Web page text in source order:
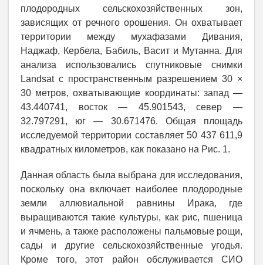
плодородных сельскохозяйственных зон,
зависящих от речного орошения. Он охватывает
территории между мухафазами Дивания,
Наджаф, Кербела, Бабиль, Васит и Мутанна. Для
анализа использовались спутниковые снимки
Landsat с пространственным разрешением 30 ×
30 метров, охватывающие координаты: запад —
43.440741, восток — 45.901543, север —
32.797291, юг — 30.671476. Общая площадь
исследуемой территории составляет 50 437 611,9
квадратных километров, как показано на Рис. 1.
Данная область была выбрана для исследования,
поскольку она включает наиболее плодородные
земли аллювиальной равнины Ирака, где
выращиваются такие культуры, как рис, пшеница
и ячмень, а также расположены пальмовые рощи,
сады и другие сельскохозяйственные угодья.
Кроме того, этот район обслуживается СИО